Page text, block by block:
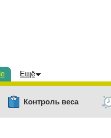
Ещё
Контроль веса